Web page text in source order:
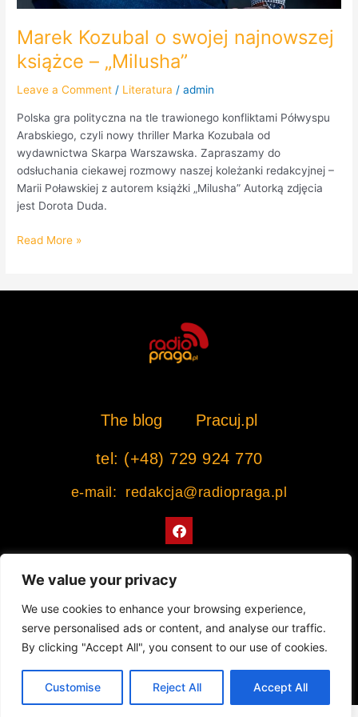
We value your privacy
We use cookies to enhance your browsing experience,
serve personalised ads or content, and analyse our traffic.
By clicking "Accept All", you consent to our use of cookies.
Customise Reject All Accept All
Marek Kozubal o swojej najnowszej
książce – „Milusha”
Leave a Comment / Literatura /admin
Polska gra polityczna na tle trawionego konfliktami Półwyspu
Arabskiego, czyli nowy thriller Marka Kozubala od
wydawnictwa Skarpa Warszawska. Zapraszamy do
odsłuchania ciekawej rozmowy naszej koleżanki redakcyjnej –
Marii Poławskiej z autorem książki „Milusha” Autorką zdjęcia
jest Dorota Duda.
Read More »
The blog Pracuj.pl
tel: (+48) 729 924 770
e-mail: redakcja@radiopraga.pl
F
a
c
o
k
Współpracujemy z Muzeum Warszawskiej Pragi
© 2022 All rights Reserved. Radiopraga.pl
Projekt strony internetowej: tomasz-kaminski.pl